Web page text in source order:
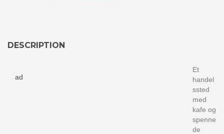
DESCRIPTION
ad
Et
handel
ssted
med
kafe og
spenne
de